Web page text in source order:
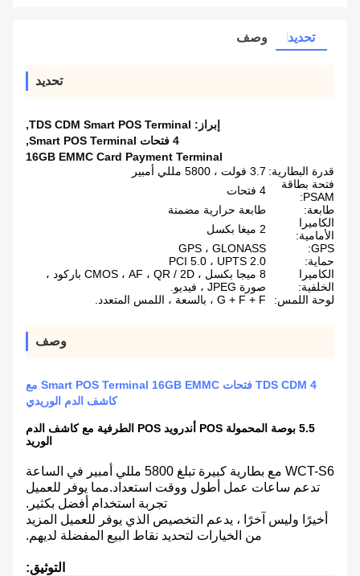
تحديد وصف
تحديد
إبراز: TDS CDM Smart POS Terminal
,
4 فتحات Smart POS Terminal
,
16GB EMMC Card Payment Terminal
قدرة البطارية: 3.7 فولت ، 5800 مللي أمبير
فتحة بطاقة
PSAM:
4 فتحات
طابعة:
طابعة حرارية مضمنة
الكاميرا
الأمامية:
2 ميغا بكسل
GPS:
GPS ، GLONASS
حماية:
PCI 5.0 ، UPTS 2.0
الكاميرا
الخلفية:
8 ميجا بكسل ، CMOS ، AF ، QR / 2D باركود ،
صورة JPEG ، فيديو.
لوحة اللمس:
G + F + F ، بالسعة ، اللمس المتعدد.
وصف
TDS CDM 4 فتحات Smart POS Terminal 16GB EMMC مع
كاشف الدم الوريدي
5.5 بوصة المحمولة POS أندرويد POS الطرفية مع كاشف الدم
الوريد
WCT-S6 مع بطارية كبيرة تبلغ 5800 مللي أمبير في الساعة
تدعم ساعات عمل أطول ووقت استعداد.مما يوفر للعميل
تجربة استخدام أفضل بكثير.
أخيرًا وليس آخرًا ، يدعم التخصيص الذي يوفر للعميل المزيد
من الخيارات لتحديد نقاط البيع المفضلة لديهم.
التوثيق: